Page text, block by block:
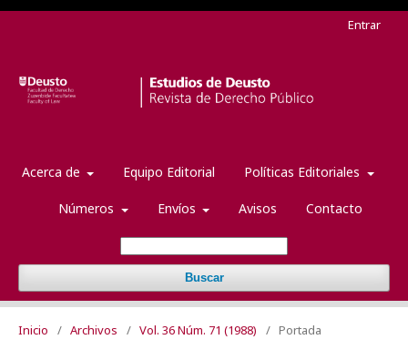
Acerca de Equipo Editorial Políticas Editoriales
Números Envíos Avisos Contacto
Buscar
Entrar
Inicio / Archivos / Vol. 36 Núm. 71 (1988) / Portada